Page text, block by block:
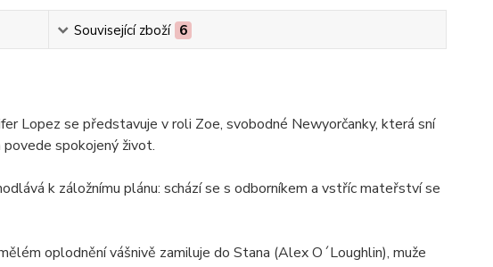
Související zboží 6
Lopez se představuje v roli Zoe, svobodné Newyorčanky, která sní
spokojený život.
k záložnímu plánu: schází se s odborníkem a vstříc mateřství se
oplodnění vášnivě zamiluje do Stana (Alex O´Loughlin), muže